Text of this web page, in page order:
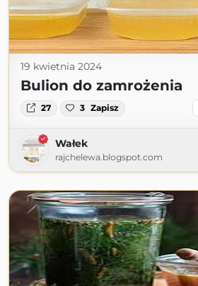
19 kwietnia 2024
Bulion do zamrożenia
27 3 Zapisz
Wałek
rajchelewa.blogspot.com